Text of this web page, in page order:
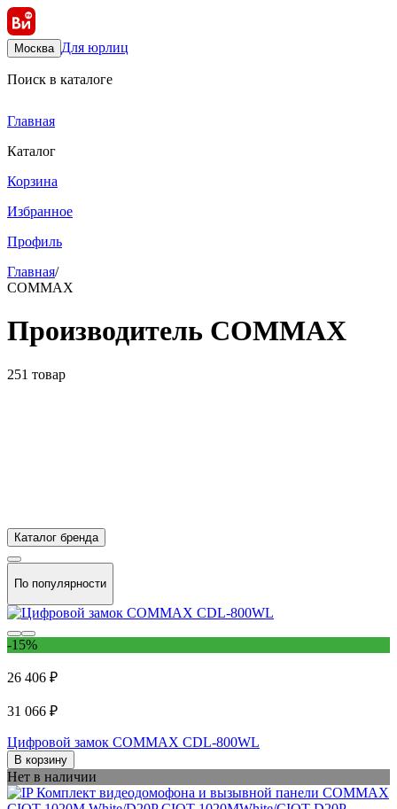
Москва Для юрлиц
Поиск в каталоге
Главная
Каталог
Корзина
Избранное
Профиль
Главная/
COMMAX
Производитель COMMAX
251 товар
Каталог бренда
По популярности
-15%
26 406 ₽
31 066 ₽
Цифровой замок COMMAX CDL-800WL
В корзину
Нет в наличии